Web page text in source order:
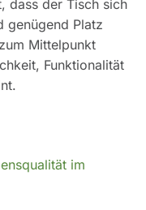
dass der Tisch sich
genügend Platz
Mittelpunkt
Funktionalität
im